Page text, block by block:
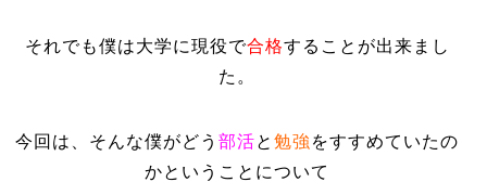
それでも僕は大学に現役で合格することが出来まし
た。
今回は、そんな僕がどう部活と勉強 をすすめていたの
かということについて